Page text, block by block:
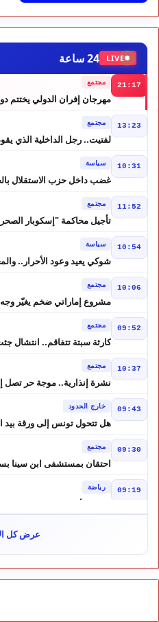
LIVE 24 ساعة
21:17 مجتمع
مهرجان إفران الدولي يختتم
13:23 مجتمع
10:31 سياسة
غضب داخل حزب الاستقلال
11:52 مجتمع
تأجيل محاكمة "إسكوبار
10:54 سياسة
شوكي يعيد وعود الأحرار..
10:06 مجتمع
مشروع إماراتي ضخم يغيّر
09:52 مجتمع
كارثة سبتة تتفاقم.. انتشال
10:37 مجتمع
09:43 خارج الحدود
هل تتحول تونس إلى ورقة بيد
09:30 مجتمع
احتقان بمستشفى ابن سينا
09:19 رياضة
لبؤات الأطلس إلى ربع النهائي
كيف تحولت إشاعة إلى موجة
أشعل أزمة سبتة
10:46 مجتمع
عرض كل